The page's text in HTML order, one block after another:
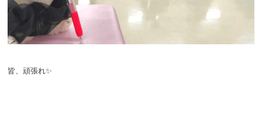
皆、頑張れ✨